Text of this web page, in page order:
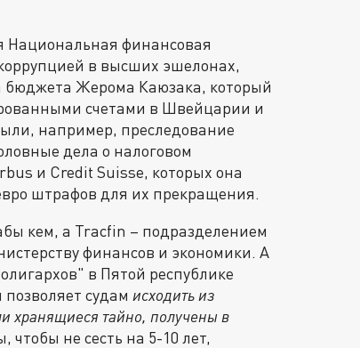
Национальная финансовая
в высших эшелонах,
бюджета Жерома Каюзака, который
счетами в Швейцарии и
например, преследование
дела о налоговом
и Credit Suisse, которых она
штрафов для их прекращения.
кем, а Tracfin – подразделением
финансов и экономики. А
в Пятой республике
судам исходить из
хранящиеся тайно, получены в
не сесть на 5-10 лет,